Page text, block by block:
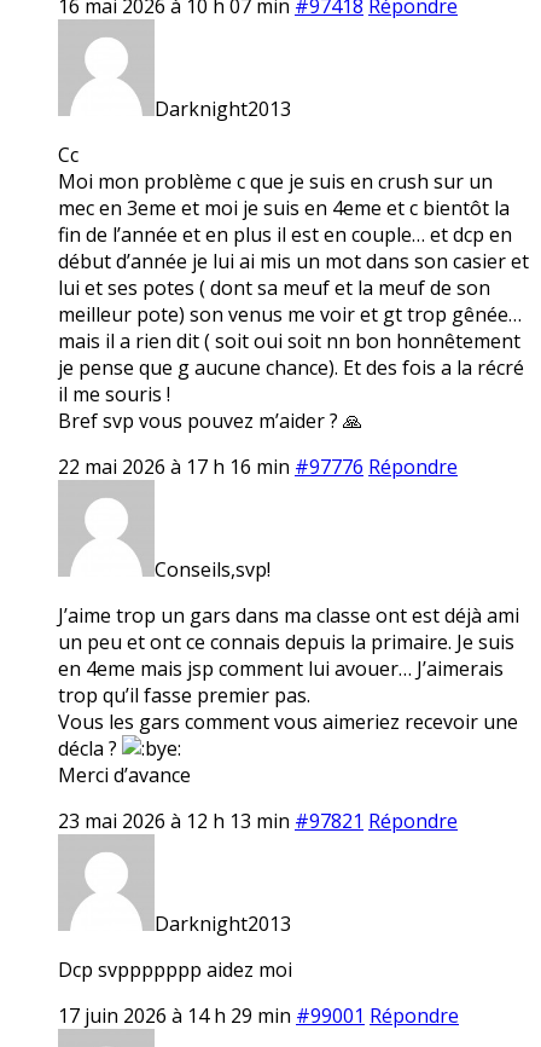
16 mai 2026 à 10 h 07 min #97418 Répondre
Darknight2013
Cc
Moi mon problème c que je suis en crush sur un
mec en 3eme et moi je suis en 4eme et c bientôt la
fin de l’année et en plus il est en couple… et dcp en
début d’année je lui ai mis un mot dans son casier et
lui et ses potes ( dont sa meuf et la meuf de son
meilleur pote) son venus me voir et gt trop gênée…
mais il a rien dit ( soit oui soit nn bon honnêtement
je pense que g aucune chance). Et des fois a la récré
il me souris !
Bref svp vous pouvez m’aider ? 🙏
22 mai 2026 à 17 h 16 min #97776 Répondre
Conseils,svp!
J’aime trop un gars dans ma classe ont est déjà ami
un peu et ont ce connais depuis la primaire. Je suis
en 4eme mais jsp comment lui avouer… J’aimerais
trop qu’il fasse premier pas.
Vous les gars comment vous aimeriez recevoir une
décla ?
Merci d’avance
23 mai 2026 à 12 h 13 min #97821 Répondre
Darknight2013
Dcp svppppppp aidez moi
17 juin 2026 à 14 h 29 min #99001 Répondre